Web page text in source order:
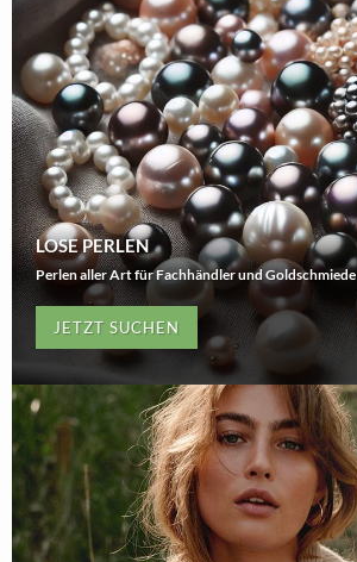
LOSE PERLEN
Perlen aller Art für Fachhändler und Goldschmiede
JETZT SUCHEN